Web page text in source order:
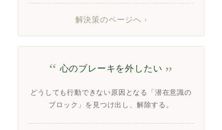
解決策のページへ ›
心のブレーキを外したい
どうしても行動できない原因となる「潜在意識の
ブロック」を見つけ出し、解除する。